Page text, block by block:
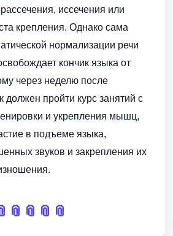
иссечения или
крепления. Однако сама
нормализации речи
кончик языка от
через неделю после
должен пройти курс занятий с
и укрепления мышц,
в подъеме языка,
звуков и закрепления их
📎 📎 📎 📎